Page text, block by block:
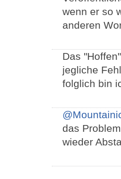
wenn er so
anderen
Das
jegliche
folglich bin
das
wieder